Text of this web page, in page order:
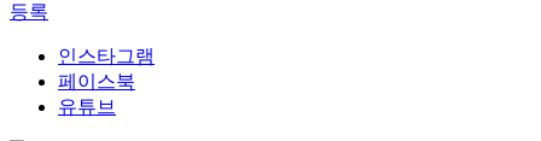
등록
인스타그램
페이스북
유튜브